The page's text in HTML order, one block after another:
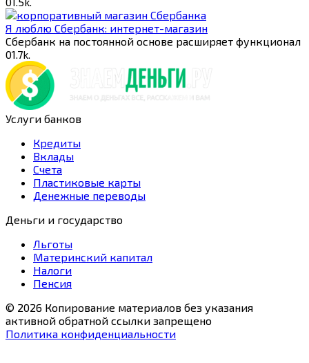
Я люблю Сбербанк: интернет-магазин
Сбербанк на постоянной основе расширяет функционал
01.7k.
Услуги банков
Кредиты
Вклады
Счета
Пластиковые карты
Денежные переводы
Деньги и государство
Льготы
Материнский капитал
Налоги
Пенсия
© 2026 Копирование материалов без указания
активной обратной ссылки запрещено
Политика конфиденциальности